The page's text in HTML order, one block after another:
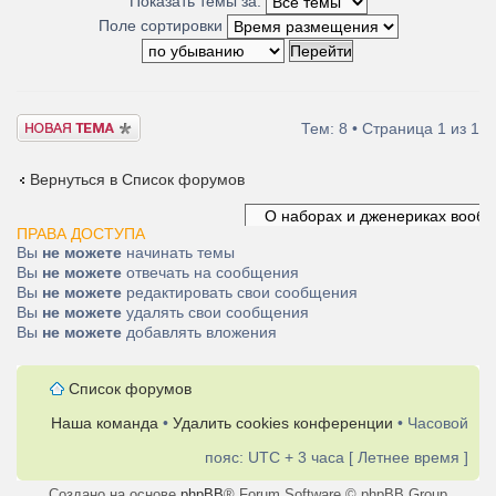
Поле сортировки
Новая тема Тем: 8 • Страница 1 из 1
Вернуться в Список форумов
ПРАВА ДОСТУПА
Вы не можете начинать темы
Вы не можете отвечать на сообщения
Вы не можете редактировать свои сообщения
Вы не можете удалять свои сообщения
Вы не можете добавлять вложения
Список форумов
Наша команда • Удалить cookies конференции • Часовой
пояс: UTC + 3 часа [ Летнее время ]